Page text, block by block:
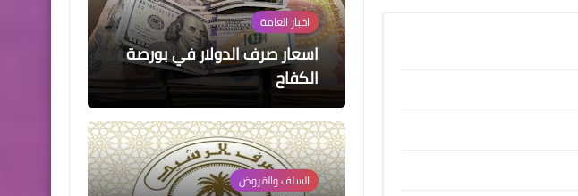
اخبار العامة
اسعار صرف الدولار في بورصة
الكفاح
السلف والقروض